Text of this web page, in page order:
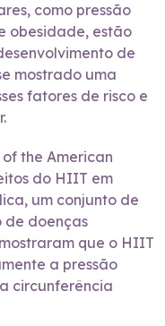
como pressão
obesidade, estão
de
mostrado uma
fatores de risco e
the American
do HIIT em
um conjunto de
de doenças
que o HIIT
a pressão
circunferência